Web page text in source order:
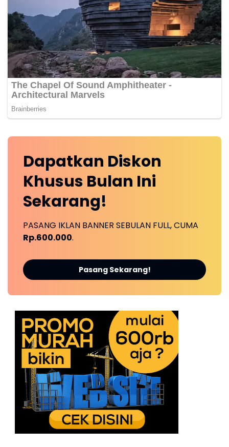
Dapatkan Diskon
Khusus Bulan Ini
Sekarang!
PASANG IKLAN BANNER SEBULAN FULL, CUMA
Rp.600.000.
Pasang Sekarang!